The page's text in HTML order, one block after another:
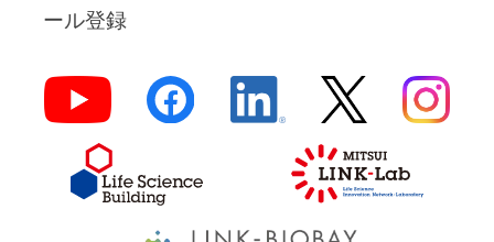
ール登録